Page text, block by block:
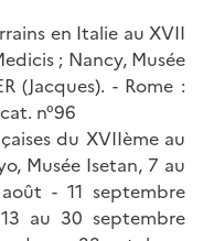
en Italie au XVII
; Nancy, Musée
(Jacques). - Rome :
n°96
du XVIIème au
Musée Isetan, 7 au
- 11 septembre
au 30 septembre